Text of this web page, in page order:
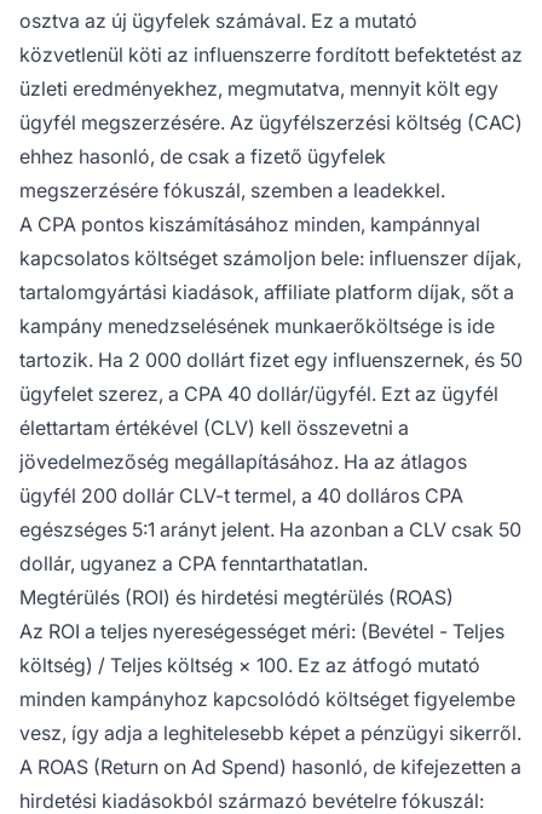
osztva az új ügyfelek számával. Ez a mutató
közvetlenül köti az influenszerre fordított befektetést az
üzleti eredményekhez, megmutatva, mennyit költ egy
ügyfél megszerzésére. Az ügyfélszerzési költség (CAC)
ehhez hasonló, de csak a fizető ügyfelek
megszerzésére fókuszál, szemben a leadekkel.
A CPA pontos kiszámításához minden, kampánnyal
kapcsolatos költséget számoljon bele: influenszer díjak,
tartalomgyártási kiadások, affiliate platform díjak, sőt a
kampány menedzselésének munkaerőköltsége is ide
tartozik. Ha 2 000 dollárt fizet egy influenszernek, és 50
ügyfelet szerez, a CPA 40 dollár/ügyfél. Ezt az ügyfél
élettartam értékével (CLV) kell összevetni a
jövedelmezőség megállapításához. Ha az átlagos
ügyfél 200 dollár CLV-t termel, a 40 dolláros CPA
egészséges 5:1 arányt jelent. Ha azonban a CLV csak 50
dollár, ugyanez a CPA fenntarthatatlan.
Megtérülés (ROI) és hirdetési megtérülés (ROAS)
Az ROI a teljes nyereségességet méri: (Bevétel - Teljes
költség) / Teljes költség × 100. Ez az átfogó mutató
minden kampányhoz kapcsolódó költséget figyelembe
vesz, így adja a leghitelesebb képet a pénzügyi sikerről.
A ROAS (Return on Ad Spend) hasonló, de kifejezetten a
hirdetési kiadásokból származó bevételre fókuszál: